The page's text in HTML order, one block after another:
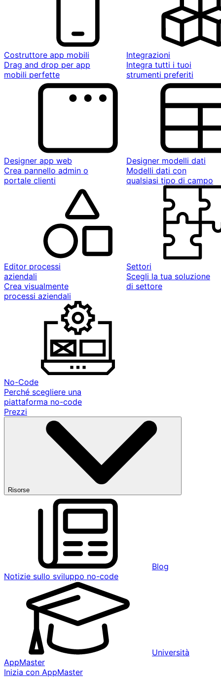
Costruttore app mobili
Drag and drop per app
mobili perfette
Integrazioni
Integra tutti i tuoi
strumenti preferiti
Designer app web
Crea pannello admin o
portale clienti
Designer modelli dati
Modelli dati con
qualsiasi tipo di campo
Editor processi
aziendali
Crea visualmente
processi aziendali
Settori
Scegli la tua soluzione
di settore
No-Code
Perché scegliere una
piattaforma no-code
Prezzi
Risorse
Blog
Notizie sullo sviluppo no-code
Università
AppMaster
Inizia con AppMaster